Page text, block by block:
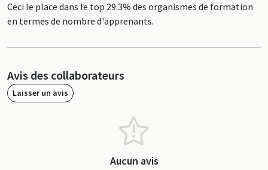
Ceci le place dans le top 29.3% des organismes de formation
en termes de nombre d'apprenants.
Avis des collaborateurs
Laisser un avis
Aucun avis